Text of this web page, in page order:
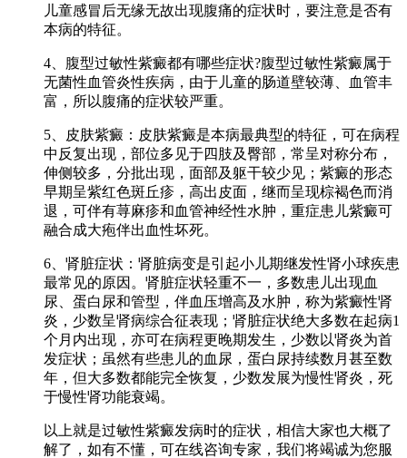
儿童感冒后无缘无故出现腹痛的症状时，要注意是否有
本病的特征。
4、腹型过敏性紫癜都有哪些症状?腹型过敏性紫癜属于
无菌性血管炎性疾病，由于儿童的肠道壁较薄、血管丰
富，所以腹痛的症状较严重。
5、皮肤紫癜：皮肤紫癜是本病最典型的特征，可在病程
中反复出现，部位多见于四肢及臀部，常呈对称分布，
伸侧较多，分批出现，面部及躯干较少见；紫癜的形态
早期呈紫红色斑丘疹，高出皮面，继而呈现棕褐色而消
退，可伴有荨麻疹和血管神经性水肿，重症患儿紫癜可
融合成大疱伴出血性坏死。
6、肾脏症状：肾脏病变是引起小儿期继发性肾小球疾患
最常见的原因。肾脏症状轻重不一，多数患儿出现血
尿、蛋白尿和管型，伴血压增高及水肿，称为紫癜性肾
炎，少数呈肾病综合征表现；肾脏症状绝大多数在起病1
个月内出现，亦可在病程更晚期发生，少数以肾炎为首
发症状；虽然有些患儿的血尿，蛋白尿持续数月甚至数
年，但大多数都能完全恢复，少数发展为慢性肾炎，死
于慢性肾功能衰竭。
以上就是过敏性紫癜发病时的症状，相信大家也大概了
解了，如有不懂，可在线咨询专家，我们将竭诚为您服